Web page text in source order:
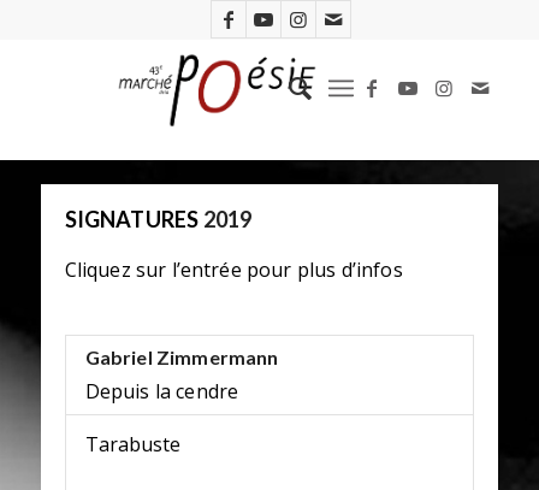
SIGNATURES 2019
Cliquez sur l’entrée pour plus d’infos
Gabriel Zimmermann
Depuis la cendre
Tarabuste